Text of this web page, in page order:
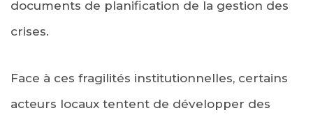
documents de planification de la gestion des
crises.
Face à ces fragilités institutionnelles, certains
acteurs locaux tentent de développer des